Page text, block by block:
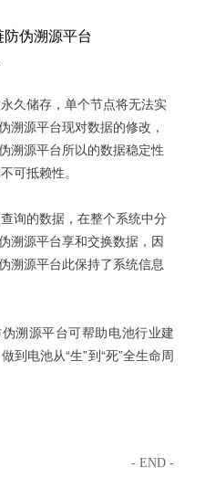
伪溯源平台
溯源平台
久储存，单个节点将无法实
现对数据的修改，
所以
溯源平台
的数据稳定性
可抵赖性。
询
溯源平台
的数据，在整个系统中分
享和交换数据，因
此
溯源平台
保持了系统信息
溯源平台可帮助电池行业建
到电池从“生”到“死”全生命周
- END -